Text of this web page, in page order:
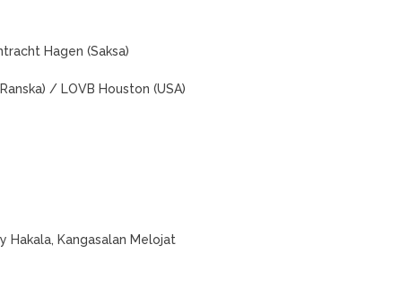
Hagen (Saksa)
/ LOVB Houston (USA)
Hakala, Kangasalan Melojat